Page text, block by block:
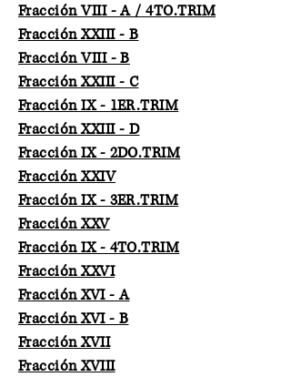
Fracción VIII - A / 4TO.TRIM
Fracción XXIII - B
Fracción VIII - B
Fracción XXIII - C
Fracción IX - 1ER.TRIM
Fracción XXIII - D
Fracción IX - 2DO.TRIM
Fracción XXIV
Fracción IX - 3ER.TRIM
Fracción XXV
Fracción IX - 4TO.TRIM
Fracción XXVI
Fracción XVI - A
Fracción XVI - B
Fracción XVII
Fracción XVIII